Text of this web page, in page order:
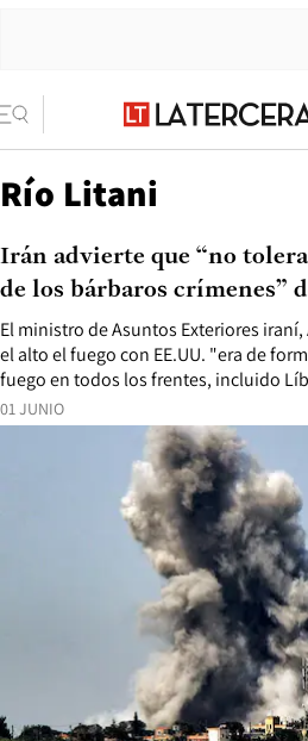
Río Litani
01 JUNIO
El ministro de Asuntos Exteriores
el alto el fuego con EE.UU. "era de
fuego en todos los frentes, incluido
Irán advierte que “no
de los bárbaros crímenes”